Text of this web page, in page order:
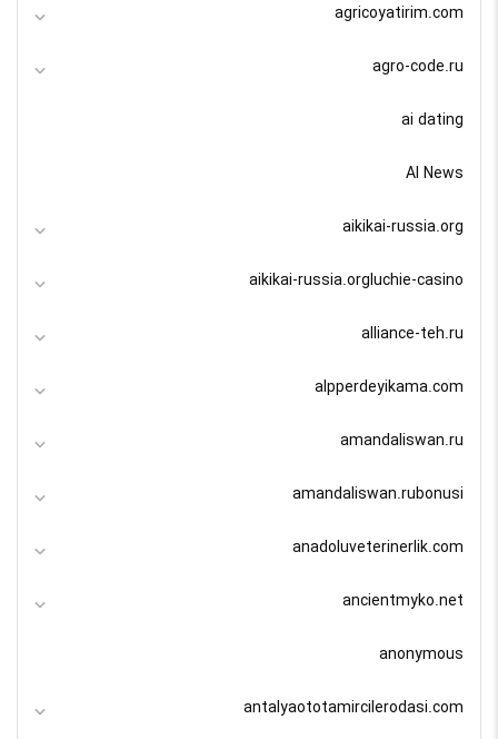
agricoyatirim.com
agro-code.ru
ai dating
AI News
aikikai-russia.org
aikikai-russia.orgluchie-casino
alliance-teh.ru
alpperdeyikama.com
amandaliswan.ru
amandaliswan.rubonusi
anadoluveterinerlik.com
ancientmyko.net
anonymous
antalyaototamircilerodasi.com